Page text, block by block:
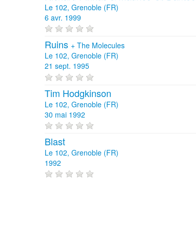
Le 102, Grenoble (FR)
6 avr. 1999
Ruins + The Molecules
Le 102, Grenoble (FR)
21 sept. 1995
Tim Hodgkinson
Le 102, Grenoble (FR)
30 mai 1992
Blast
Le 102, Grenoble (FR)
1992